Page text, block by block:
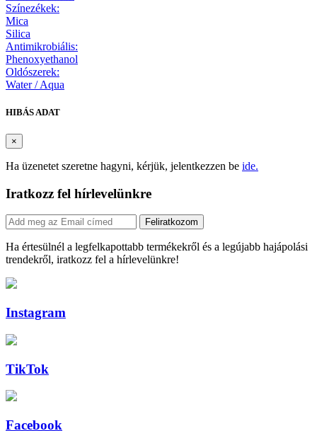
Színezékek:
Mica
Silica
Antimikrobiális:
Phenoxyethanol
Oldószerek:
Water / Aqua
HIBÁS ADAT
×
Ha üzenetet szeretne hagyni, kérjük, jelentkezzen be ide.
Iratkozz fel hírlevelünkre
Feliratkozom
Ha értesülnél a legfelkapottabb termékekről és a legújabb hajápolási
trendekről, iratkozz fel a hírlevelünkre!
Instagram
TikTok
Facebook